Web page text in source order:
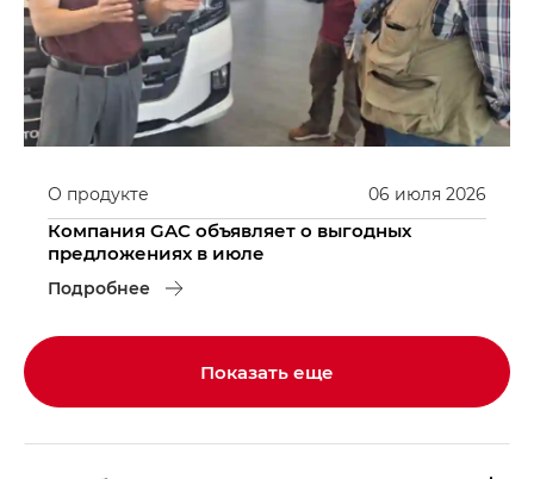
06 июля 2026
О продукте
Компания GAC объявляет о выгодных
предложениях в июле
Подробнее
Показать еще